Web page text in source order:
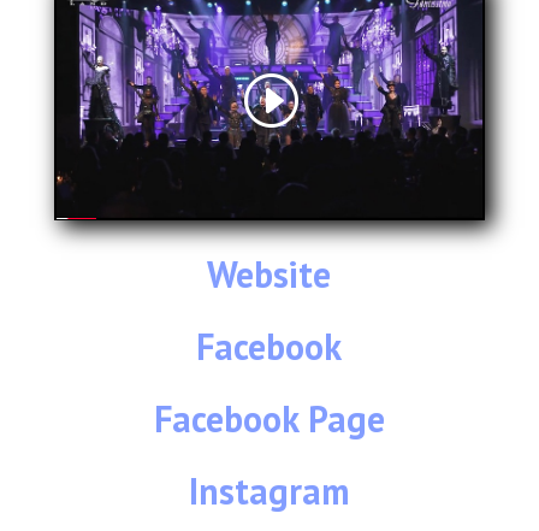
Website
Facebook
Facebook Page
Instagram